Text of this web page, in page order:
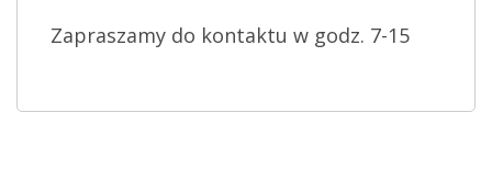
Zapraszamy do kontaktu w godz. 7-15